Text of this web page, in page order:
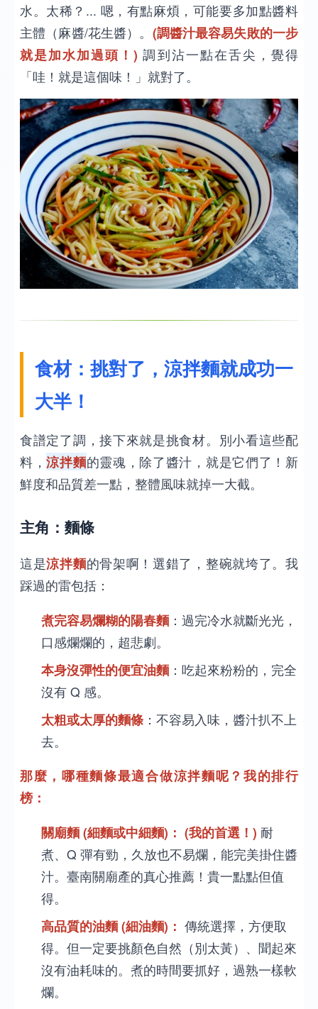
水。太稀？... 嗯，有點麻煩，可能要多加點醬料
主體（麻醬/花生醬）。 (調醬汁最容易失敗的一步
就是加水加過頭！) 調到沾一點在舌尖，覺得
「哇！就是這個味！」就對了。
食材：挑對了，涼拌麵就成功一
大半！
食譜定了調，接下來就是挑食材。別小看這些配
料，涼拌麵的靈魂，除了醬汁，就是它們了！新
鮮度和品質差一點，整體風味就掉一大截。
主角：麵條
這是涼拌麵的骨架啊！選錯了，整碗就垮了。我
踩過的雷包括：
煮完容易爛糊的陽春麵 ：過完冷水就斷光光，
口感爛爛的，超悲劇。
本身沒彈性的便宜油麵 ：吃起來粉粉的，完全
沒有 Q 感。
太粗或太厚的麵條 ：不容易入味，醬汁扒不上
去。
那麼，哪種麵條最適合做涼拌麵呢？我的排行
榜：
關廟麵 (細麵或中細麵)： (我的首選！) 耐
煮、Q 彈有勁，久放也不易爛，能完美掛住醬
汁。臺南關廟產的真心推薦！貴一點點但值
得。
高品質的油麵 (細油麵)： 傳統選擇，方便取
得。但一定要挑顏色自然（別太黃）、聞起來
沒有油耗味的。煮的時間要抓好，過熟一樣軟
爛。